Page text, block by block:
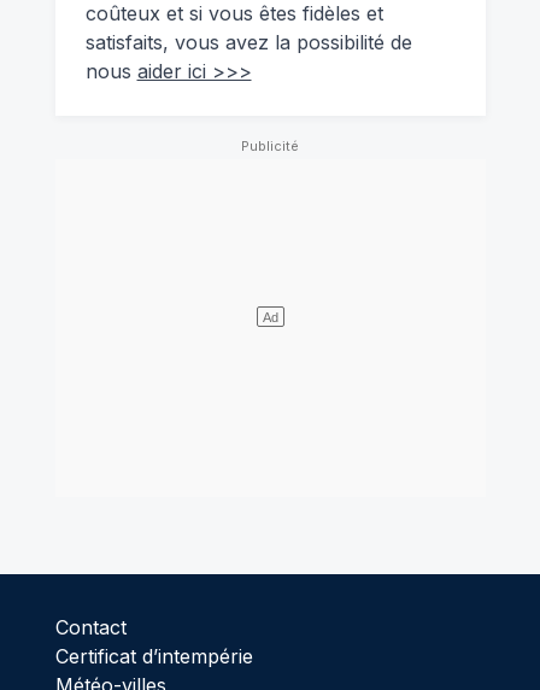
coûteux et si vous êtes fidèles et
satisfaits, vous avez la possibilité de
nous aider ici >>>
Contact
Certificat d’intempérie
Météo-villes